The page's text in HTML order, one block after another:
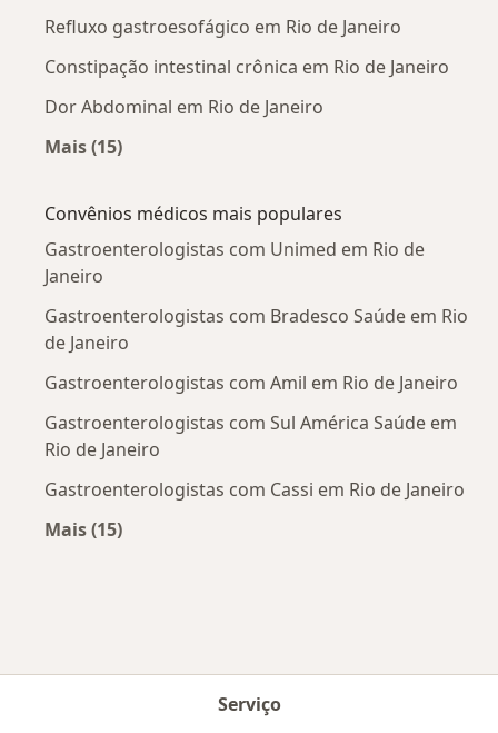
Refluxo gastroesofágico em Rio de Janeiro
Constipação intestinal crônica em Rio de Janeiro
Dor Abdominal em Rio de Janeiro
Mais (15)
Convênios médicos mais populares
Gastroenterologistas com Unimed em Rio de
Janeiro
Gastroenterologistas com Bradesco Saúde em Rio
de Janeiro
Gastroenterologistas com Amil em Rio de Janeiro
Gastroenterologistas com Sul América Saúde em
Rio de Janeiro
Gastroenterologistas com Cassi em Rio de Janeiro
Mais (15)
Serviço